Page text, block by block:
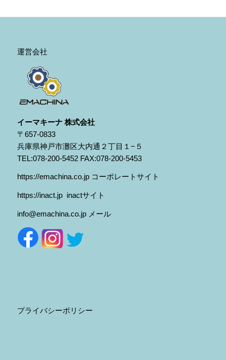
運営会社
イーマキーナ 株式会社
〒657-0833
兵庫県神戸市灘区大内通２丁目１−５
TEL:078-200-5452 FAX:078-200-5453
https://emachina.co.jpコーポレートサイト
https://inact.jpinactサイト
info@emachina.co.jpメール
プライバシーポリシー